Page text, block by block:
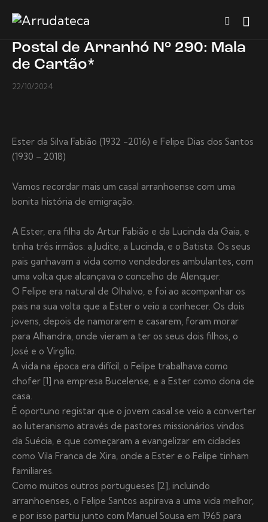
Postal de Arranhó N° 290: Mala
de Cartão*
22/10/2024
Ester da Silva Fabião (1932 -2016) e Felipe Dias dos Santos
(1930 – 2018)
Vamos recordar mais um casal arranhoense com uma
bonita história de emigração.
A Ester, era filha do Artur Fabião e da Lucinda da Gaia, e
tinha três irmãos: a Judite, a Lucinda, e o Batista. Os seus
pais ganhavam a vida como vendedores ambulantes, com
uma volta que alcançava o concelho de Alenquer.
O Felipe era natural de Olhalvo, e foi ao acompanhar os
pais na sua volta que a Ester o veio a conhecer. Os dois
jovens, depois de namorarem e casarem, foram morar
para Alhandra, onde vieram a ter os seus dois filhos, o
José e o Virgílio.
A vida na época era difícil, o Felipe trabalhava como
chofer [1] na empresa Bucelense, e a Ester como dona de
casa.
É oportuno registar que o jovem casal se veio a converter
ao luteranismo através de pastores missionários vindos
da Suécia, e que começaram a evangelizar em cidades
como Vila Franca de Xira, onde a Ester e o Felipe tinham
familiares.
Como muitos outros portugueses [2], incluindo
arranhoenses, o Felipe Santos aspirava a uma vida melhor,
e por isso partiu junto com Manuel Sousa em 1965 para